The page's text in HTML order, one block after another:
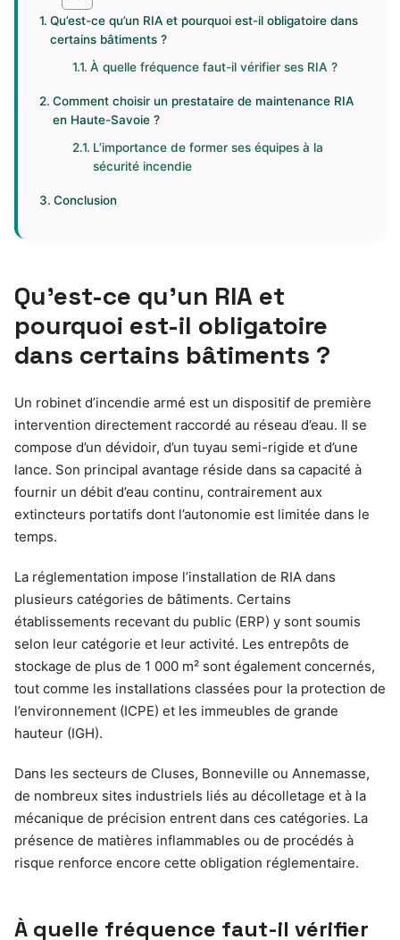
Qu’est-ce qu’un RIA et pourquoi est-il obligatoire dans
certains bâtiments ?
À quelle fréquence faut-il vérifier ses RIA ?
Comment choisir un prestataire de maintenance RIA
en Haute-Savoie ?
L’importance de former ses équipes à la
sécurité incendie
Conclusion
Qu’est-ce qu’un RIA et
pourquoi est-il obligatoire
dans certains bâtiments ?
Un robinet d’incendie armé est un dispositif de première
intervention directement raccordé au réseau d’eau. Il se
compose d’un dévidoir, d’un tuyau semi-rigide et d’une
lance. Son principal avantage réside dans sa capacité à
fournir un débit d’eau continu, contrairement aux
extincteurs portatifs dont l’autonomie est limitée dans le
temps.
La réglementation impose l’installation de RIA dans
plusieurs catégories de bâtiments. Certains
établissements recevant du public (ERP) y sont soumis
selon leur catégorie et leur activité. Les entrepôts de
stockage de plus de 1 000 m² sont également concernés,
tout comme les installations classées pour la protection de
l’environnement (ICPE) et les immeubles de grande
hauteur (IGH).
Dans les secteurs de Cluses, Bonneville ou Annemasse,
de nombreux sites industriels liés au décolletage et à la
mécanique de précision entrent dans ces catégories. La
présence de matières inflammables ou de procédés à
risque renforce encore cette obligation réglementaire.
À quelle fréquence faut-il vérifier